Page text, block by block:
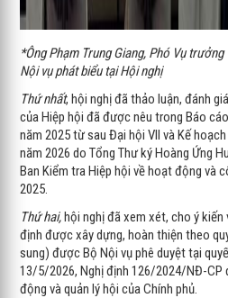
*Ông Phạm Trung Giang, Phó Vụ
Nội vụ phát biểu tại Hội nghị
Thứ nhất, hội nghị đã thảo luận, đánh
của Hiệp hội đã được nêu trong Báo
năm 2025 từ sau Đại hội VII và Kế
năm 2026 do Tổng Thư ký Hoàng Ứng
Ban Kiểm tra Hiệp hội về hoạt động và
2025.
Thứ hai,hội nghị đã xem xét, cho ý kiến
định được xây dựng, hoàn thiện theo
sung) được Bộ Nội vụ phê duyệt tại
13/5/2026, Nghị định 126/2024/NĐ-CP
động và quản lý hội của Chính phủ.